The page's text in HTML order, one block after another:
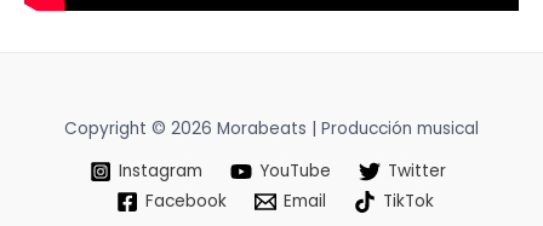
Copyright © 2026 Morabeats | Producción musical
Instagram
YouTube
Twitter
Facebook
Email TikTok